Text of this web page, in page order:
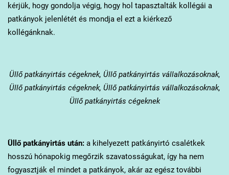
kérjük, hogy gondolja végig, hogy hol tapasztalták kollégái a
patkányok jelenlétét és mondja el ezt a kiérkező
kollégánknak.
Üllőpatkányirtás cégeknek, Üllő patkányirtás vállalkozásoknak,
Üllő patkányirtás cégeknek, Üllő patkányirtás vállalkozásoknak,
Üllő patkányirtás cégeknek
Üllőpatkányirtás után:a kihelyezett patkányirtó csalétkek
hosszú hónapokig megőrzik szavatosságukat, így ha nem
fogyasztják el mindet a patkányok, akár az egész további